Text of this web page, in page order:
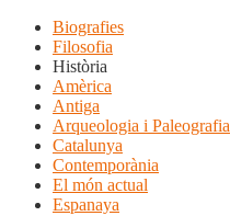
Biografies
Filosofia
Història
Amèrica
Antiga
Arqueologia i Paleografia
Catalunya
Contemporània
El món actual
Espanaya